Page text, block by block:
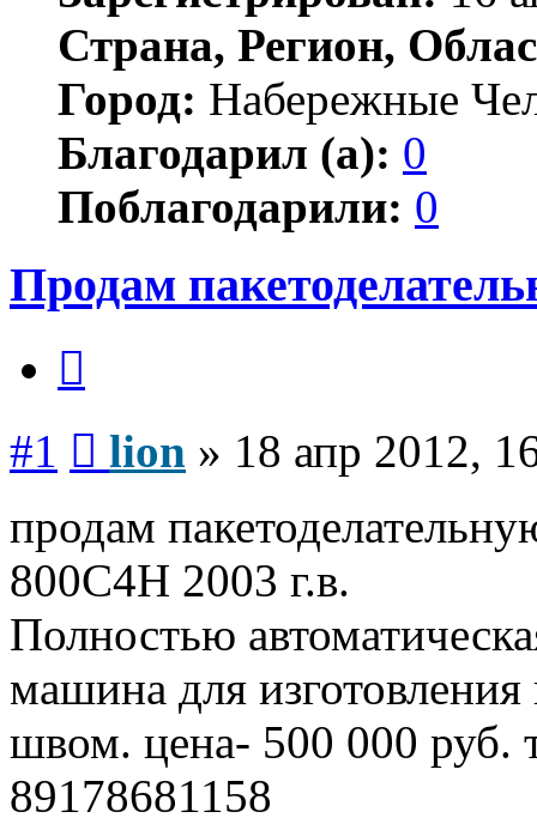
Страна, Регион,
Город: Набережные
Благодарил (а): 0
Поблагодарили: 0
Продам
#1 lion » 18 апр 2012,
продам
800C4H 2003 г.в.
Полностью
машина для
швом. цена- 500 000 руб.
89178681158